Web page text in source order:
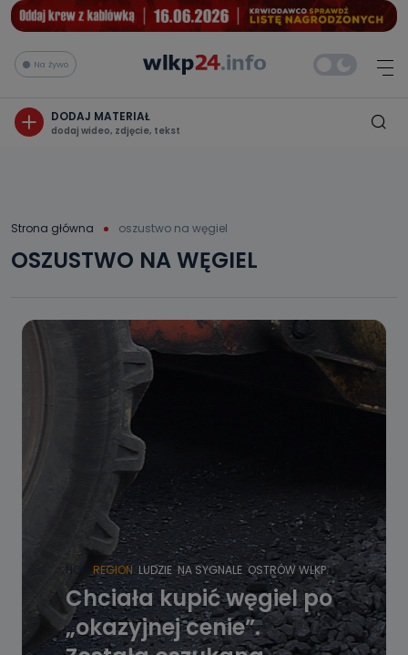
Na żywo
DODAJ MATERIAŁ
dodaj wideo, zdjęcie, tekst
Strona główna oszustwo na węgiel
OSZUSTWO NA WĘGIEL
HOT REGION LUDZIE NA SYGNALE OSTRÓW WLKP.
Chciała kupić węgiel po
„okazyjnej cenie”.